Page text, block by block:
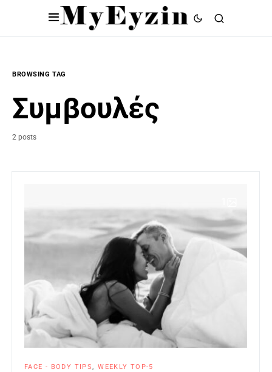
BROWSING TAG
Συμβουλές
2 posts
FACE - BODY TIPS WEEKLY TOP-5